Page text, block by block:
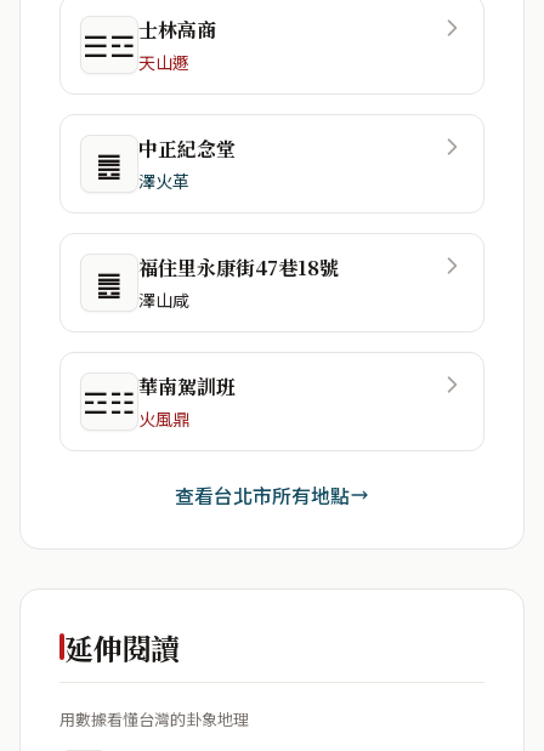
☰☲士林高商
天山遯
䷌ 中正紀念堂
澤火革
䷌ 福住里永康街47巷18號
澤山咸
☲☷華南駕訓班
火風鼎
查看台北市所有地點
延伸閱讀
用數據看懂台灣的卦象地理